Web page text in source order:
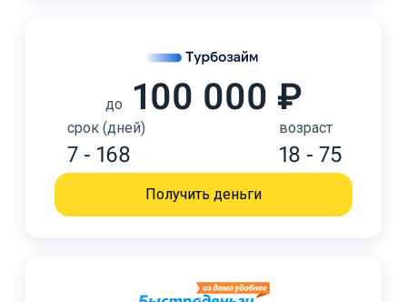
до 100 000 ₽
срок (дней)
7 - 168
возраст
18 - 75
Получить деньги